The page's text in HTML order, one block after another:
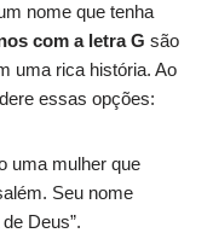
nome que tenha
com a letra G são
uma rica história. Ao
essas opções:
uma mulher que
Seu nome
Deus”.